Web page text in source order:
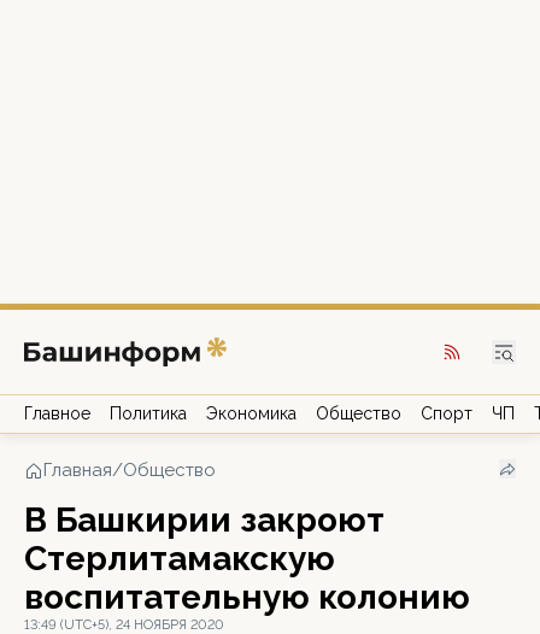
Главное Политика Экономика Общество Спорт ЧП
Главная/Общество
В Башкирии закроют
Стерлитамакскую
воспитательную колонию
13:49 (UTC+5), 24 НОЯБРЯ 2020